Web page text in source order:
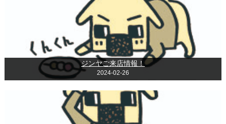
ジンヤご来店情報！
2024-02-26